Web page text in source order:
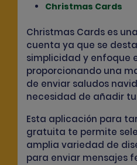
Christmas Cards
Christmas Cards es
cuenta ya que se
simplicidad y enfoque
proporcionando una
de enviar saludos
necesidad de añadir
Esta aplicación para
gratuita te permite
amplia variedad de
para enviar mensajes